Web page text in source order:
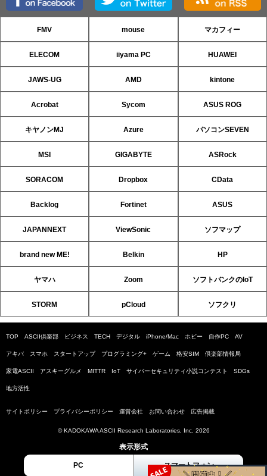
FMV mouse マカフィー
ELECOM iiyama PC HUAWEI
JAWS-UG AMD kintone
Acrobat Sycom ASUS ROG
キヤノンMJ Azure パソコンSEVEN
MSI GIGABYTE ASRock
SORACOM Dropbox CData
Backlog Fortinet ASUS
JAPANNEXT ViewSonic ソフマップ
brand new ME! Belkin HP
ヤマハ Zoom ソフトバンクのIoT
STORM pCloud ソフクリ
TOP ASCII倶楽部 ビジネス TECH デジタル iPhone/Mac ホビー 自作PC AV
アキバ スマホ スタートアップ プログラミング+ ゲーム 格安SIM 倶楽部情報局
家電ASCII アスキーグルメ MITTR IoT サイバーセキュリティ小説コンテスト SDGs
地方活性
サイトポリシー プライバシーポリシー 運営会社 お問い合わせ 広告掲載
© KADOKAWA ASCII Research Laboratories, Inc. 2026
表示形式
PC スマートフォン